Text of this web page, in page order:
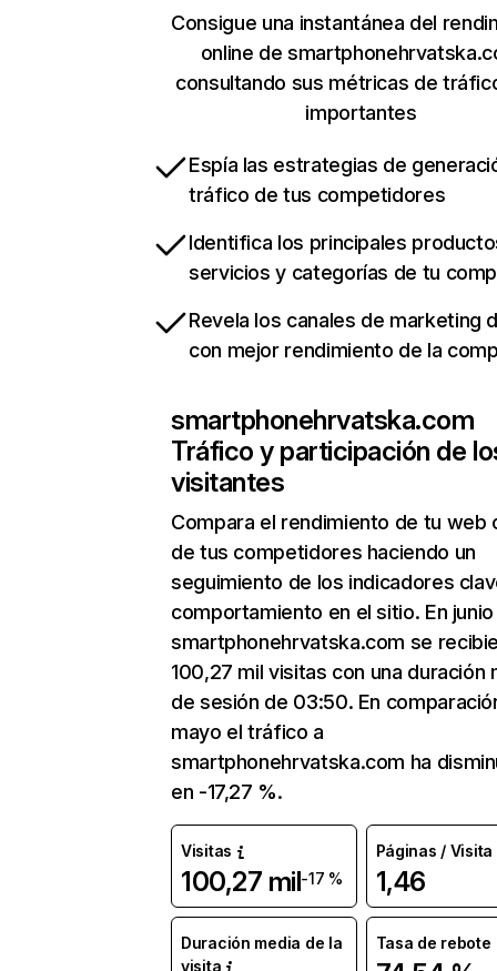
Consigue una instantánea del
online de
consultando sus métricas de
importantes
Espía las estrategias de
tráfico de tus competidores
Identifica los principales
servicios y categorías de tu
Revela los canales de marketing
con mejor rendimiento de la
smartphonehrvatska.com
Tráfico y participación de
visitantes
Compara el rendimiento de tu web
de tus competidores haciendo un
seguimiento de los indicadores
comportamiento en el sitio. En junio
smartphonehrvatska.com se
100,27 mil visitas con una duración
de sesión de 03:50. En
mayo el tráfico a
smartphonehrvatska.com ha
en -17,27 %.
Visitas
100,27 mil-17 %
Páginas / Visita
1,46
Duración media de la
visita
Tasa de rebote